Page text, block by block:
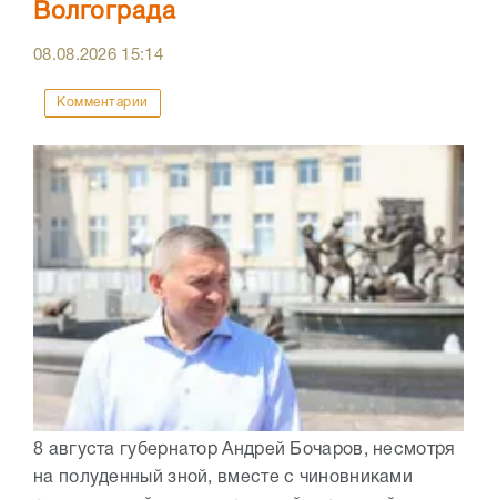
Волгограда
08.08.2026 15:14
Комментарии
8 августа губернатор Андрей Бочаров, несмотря
на полуденный зной, вместе с чиновниками